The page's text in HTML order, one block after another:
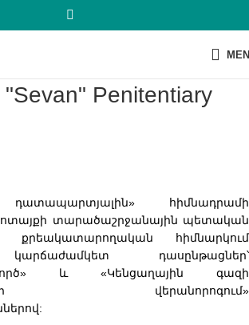
"Sevan" Penitentiary
դատապարտյալին» հիմնադրամի
տարածաշրջանային պետական
քրեակատարողական հիմնարկում
դասընթացներ՝
և «Կենցաղային գազի
վերանորոգում»